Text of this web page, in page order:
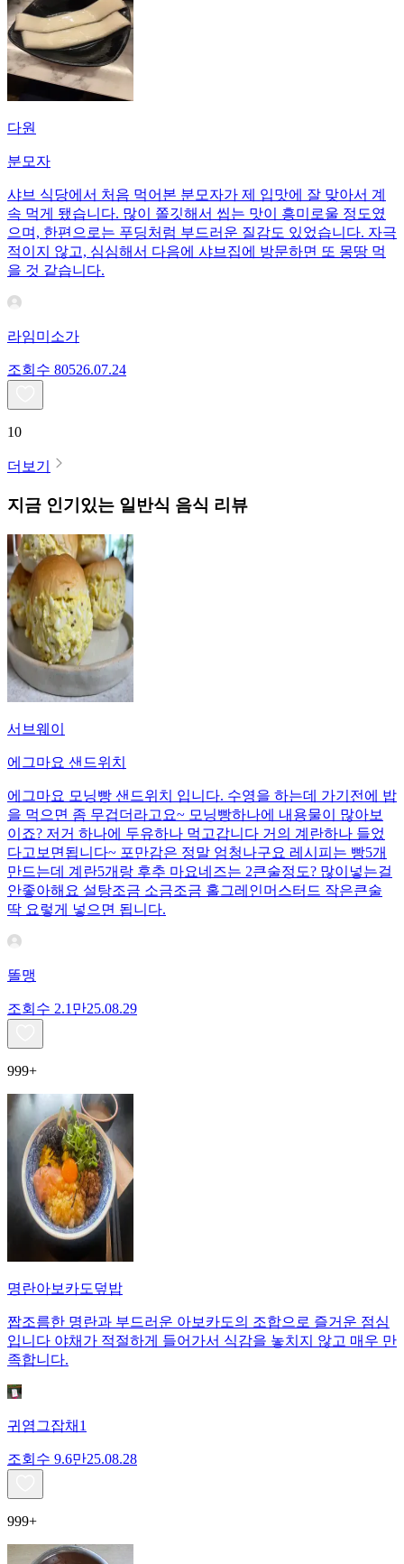
다원
분모자
샤브 식당에서 처음 먹어본 분모자가 제 입맛에 잘 맞아서 계
속 먹게 됐습니다. 많이 쫄깃해서 씹는 맛이 흥미로울 정도였
으며, 한편으로는 푸딩처럼 부드러운 질감도 있었습니다. 자극
적이지 않고, 심심해서 다음에 샤브집에 방문하면 또 몽땅 먹
을 것 같습니다.
라임미소가
조회수 80526.07.24
10
더보기
지금 인기있는 일반식 음식 리뷰
서브웨이
에그마요 샌드위치
에그마요 모닝빵 샌드위치 입니다. 수영을 하는데 가기전에 밥
을 먹으면 좀 무겁더라고요~ 모닝빵하나에 내용물이 많아보
이죠? 저거 하나에 두유하나 먹고갑니다 거의 계란하나 들었
다고보면됩니다~ 포만감은 정말 엄청나구요 레시피는 빵5개
만드는데 계란5개랑 후추 마요네즈는 2큰술정도? 많이넣는걸
안좋아해요 설탕조금 소금조금 홀그레인머스터드 작은큰술
딱 요렇게 넣으면 됩니다.
똘맹
조회수 2.1만25.08.29
999+
명란아보카도덮밥
짭조름한 명란과 부드러운 아보카도의 조합으로 즐거운 점심
입니다 야채가 적절하게 들어가서 식감을 놓치지 않고 매우 만
족합니다.
귀염그잡채1
조회수 9.6만25.08.28
999+